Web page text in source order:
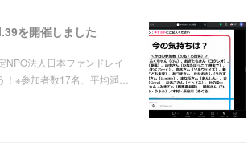
を開催しました
法人日本ファンドレイ
※参加者数17名、平均満…